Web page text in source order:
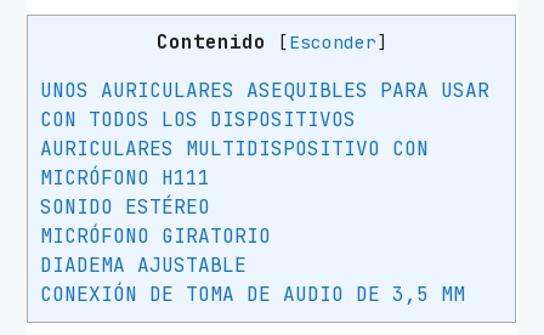
g
/
Contenido [Esconder]
UNOS AURICULARES ASEQUIBLES PARA USAR
CON TODOS LOS DISPOSITIVOS
AURICULARES MULTIDISPOSITIVO CON
MICRÓFONO H111
SONIDO ESTÉREO
MICRÓFONO GIRATORIO
DIADEMA AJUSTABLE
CONEXIÓN DE TOMA DE AUDIO DE 3,5 MM